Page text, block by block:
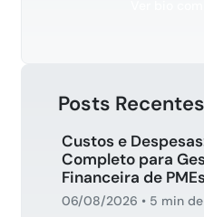
Posts Recentes
Custos e
Completo para
Financeira de
06/08/2026 • 5 min